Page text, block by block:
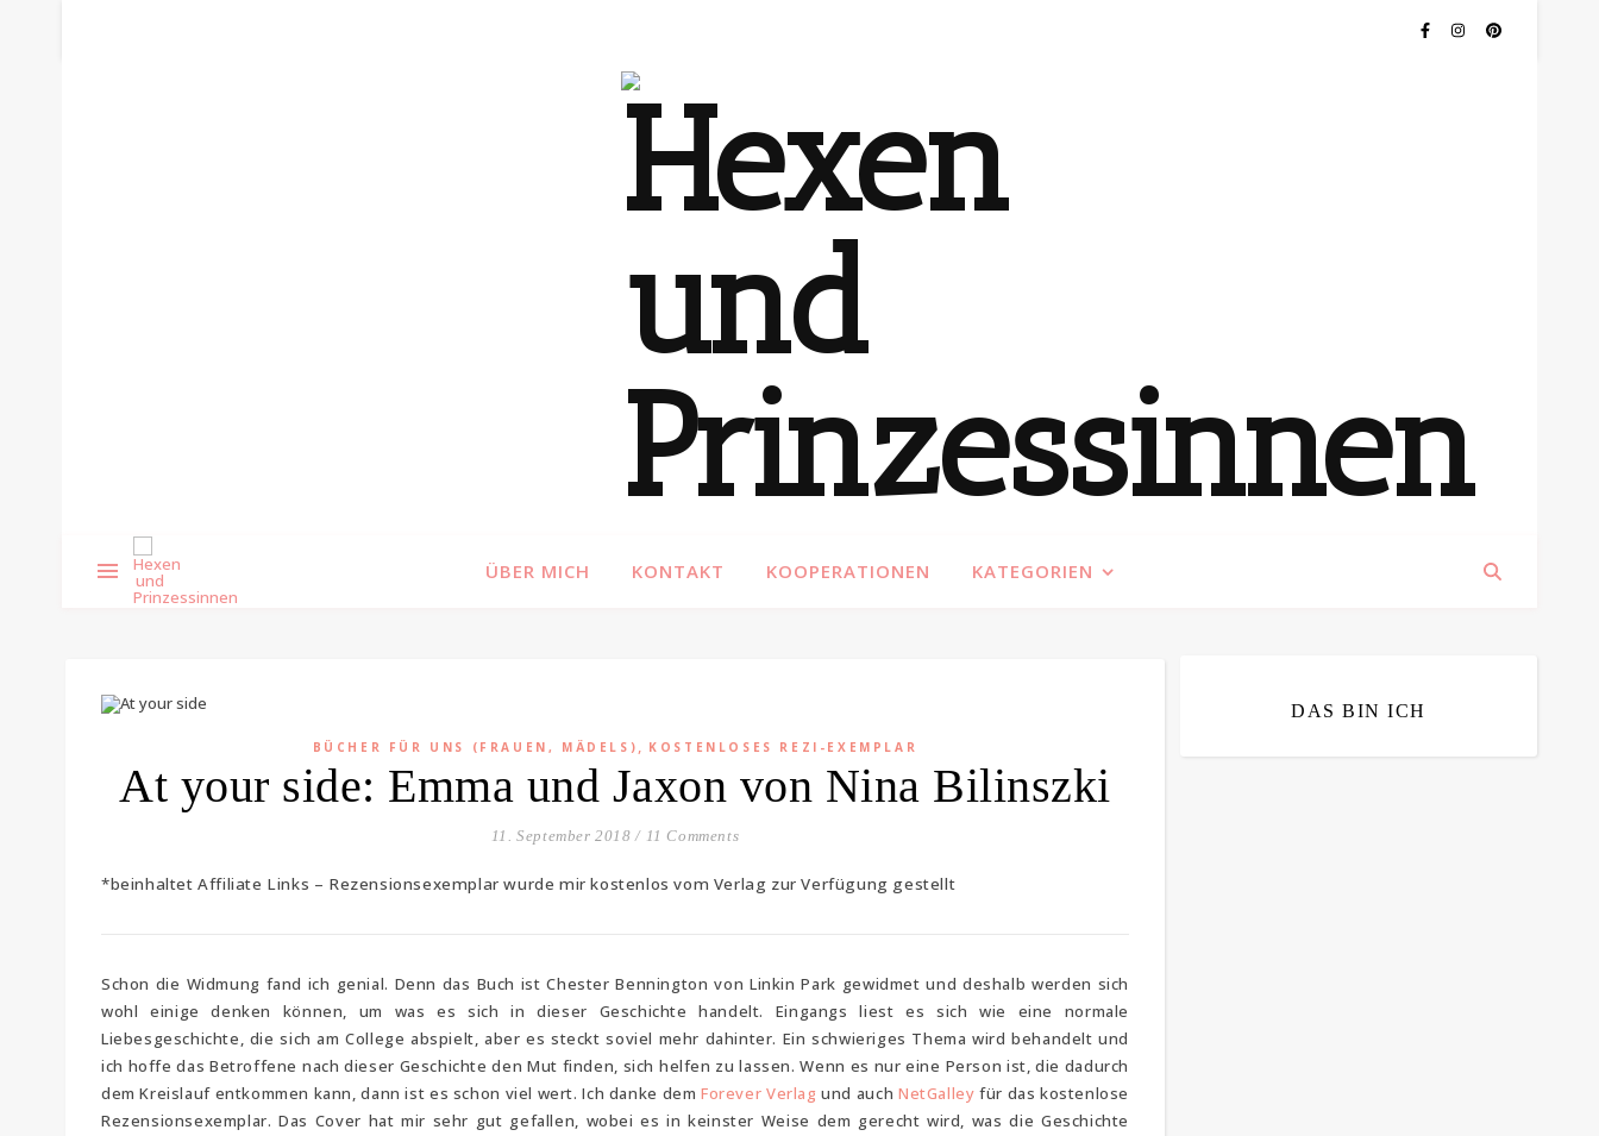
ÜBER MICH KONTAKT KOOPERATIONEN KATEGORIEN
BÜCHER FÜR UNS (FRAUEN, MÄDELS) , KOSTENLOSES REZI-EXEMPLAR
At your side: Emma und Jaxon von Nina Bilinszki
11. September 2018 / 11 Comments
*beinhaltet Affiliate Links – Rezensionsexemplar wurde mir kostenlos vom Verlag zur Verfügung gestellt
Schon die Widmung fand ich genial. Denn das Buch ist Chester Bennington von Linkin Park gewidmet und deshalb werden sich
wohl einige denken können, um was es sich in dieser Geschichte handelt. Eingangs liest es sich wie eine normale
Liebesgeschichte, die sich am College abspielt, aber es steckt soviel mehr dahinter. Ein schwieriges Thema wird behandelt und
ich hoffe das Betroffene nach dieser Geschichte den Mut finden, sich helfen zu lassen. Wenn es nur eine Person ist, die dadurch
dem Kreislauf entkommen kann, dann ist es schon viel wert. Ich danke demForever Verlagund auch NetGalley für das kostenlose
Rezensionsexemplar. Das Cover hat mir sehr gut gefallen, wobei es in keinster Weise dem gerecht wird, was die Geschichte
DAS BIN ICH